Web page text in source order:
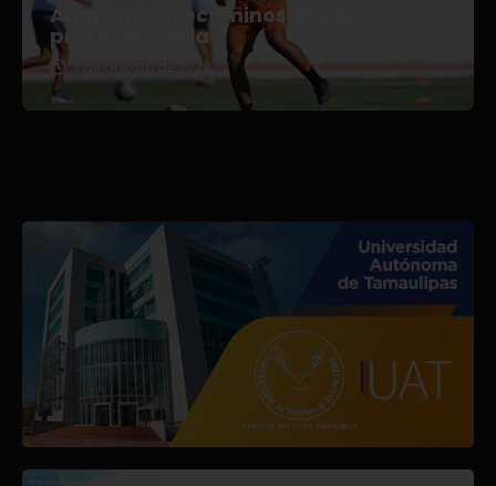
Afianza Correcaminos TDP su
pretemporada
3 de agosto de 2026